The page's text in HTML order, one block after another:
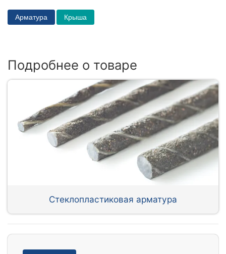
Арматура Крыша
Подробнее о товаре
Стеклопластиковая арматура